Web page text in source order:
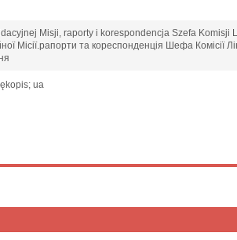
Misji, raporty i korespondencja Szefa Komisji
Місії.рапорти та кореспонденція Шефа Комісії
ua